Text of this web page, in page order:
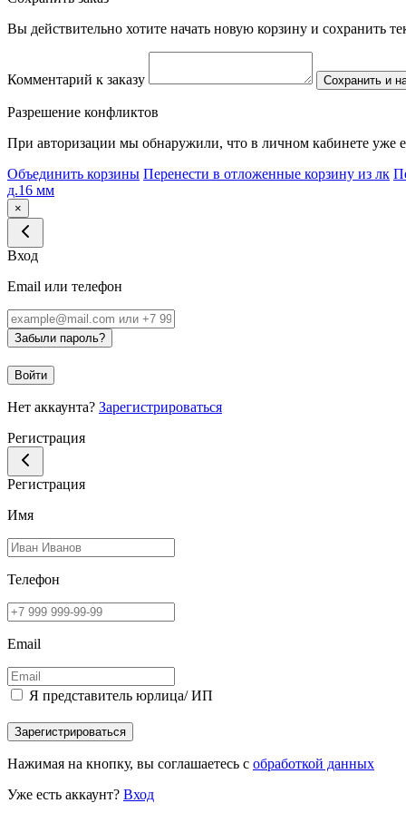
Вы действительно хотите начать новую корзину и сохранить
Комментарий к заказу Сохранить и
Разрешение конфликтов
При авторизации мы обнаружили, что в личном кабинете уже
Объединить корзины Перенести в отложенные корзину из лк
д.16 мм
×
Вход
Email или телефон
Забыли пароль?
Войти
Нет аккаунта? Зарегистрироваться
Регистрация
Регистрация
Имя
Телефон
Email
Я представитель юрлица/ ИП
Зарегистрироваться
Нажимая на кнопку, вы соглашаетесь с обработкой данных
Уже есть аккаунт? Вход